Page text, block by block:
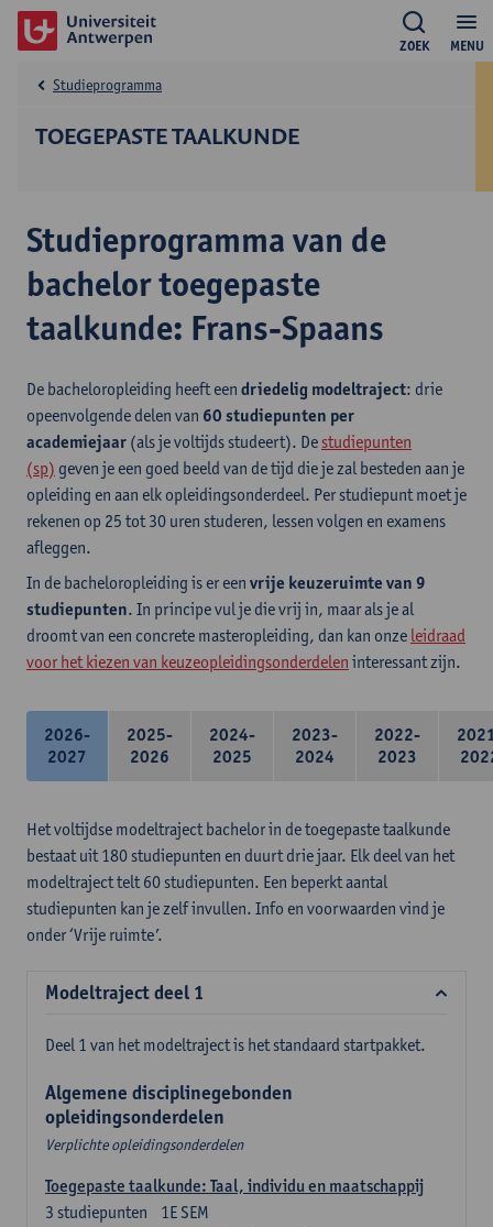
MENU
ZOEK
TOEGEPASTE TAALKUNDE
Studieprogramma
Studieprogramma van de
bachelor toegepaste
taalkunde: Frans-Spaans
De bacheloropleiding heeft een driedelig modeltraject: drie
opeenvolgende delen van 60 studiepunten per
academiejaar (als je voltijds studeert). De studiepunten
(sp) geven je een goed beeld van de tijd die je zal besteden aan je
opleiding en aan elk opleidingsonderdeel. Per studiepunt moet je
rekenen op 25 tot 30 uren studeren, lessen volgen en examens
afleggen.
In de bacheloropleiding is er een vrije keuzeruimte van 9
studiepunten. In principe vul je die vrij in, maar als je al
droomt van een concrete masteropleiding, dan kan onze leidraad
voor het kiezen van keuzeopleidingsonderdelen interessant zijn.
2026-
2027
2025-
2026
2024-
2025
2023-
2024
2022-
2023
Het voltijdse modeltraject bachelor in de toegepaste taalkunde
bestaat uit 180 studiepunten en duurt drie jaar. Elk deel van het
modeltraject telt 60 studiepunten. Een beperkt aantal
studiepunten kan je zelf invullen. Info en voorwaarden vind je
onder ‘Vrije ruimte’.
Modeltraject deel 1
Deel 1 van het modeltraject is het standaard startpakket.
Algemene disciplinegebonden
opleidingsonderdelen
Verplichte opleidingsonderdelen
Toegepaste taalkunde: Taal, individu en maatschappij
1E SEM
3 studiepunten